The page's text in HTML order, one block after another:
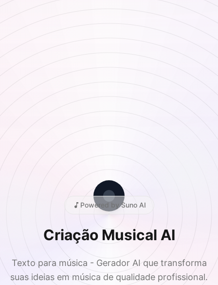
Powered by Suno AI
Criação Musical AI
Texto para música - Gerador AI que transforma
suas ideias em música de qualidade profissional.